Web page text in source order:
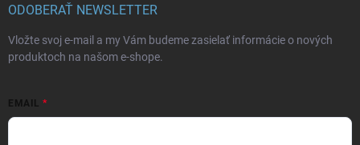
ODOBERAŤ NEWSLETTER
Vložte svoj e-mail a my Vám budeme zasielať informácie o nových
produktoch na našom e-shope.
EMAIL